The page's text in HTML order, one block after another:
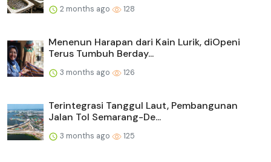
2 months ago 128
Menenun Harapan dari Kain Lurik, diOpeni
Terus Tumbuh Berday...
3 months ago 126
Terintegrasi Tanggul Laut, Pembangunan
Jalan Tol Semarang-De...
3 months ago 125